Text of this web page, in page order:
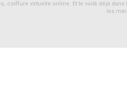
coiffure virtuelle online. Et te voilà déjà
les